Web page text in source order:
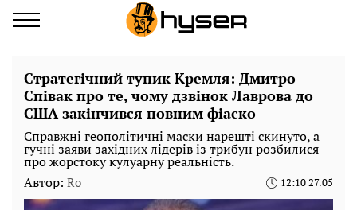
Стратегічний тупик Кремля: Дмитро
Співак про те, чому дзвінок Лаврова до
США закінчився повним фіаско
Справжні геополітичні маски нарешті скинуто, а
гучні заяви західних лідерів із трибун розбилися
про жорстоку кулуарну реальність.
Автор: Ro 12:10 27.05